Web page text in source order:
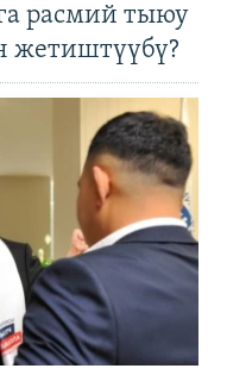
расмий тыюу
жетиштүүбү?